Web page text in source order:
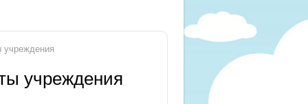
учреждения
учреждения